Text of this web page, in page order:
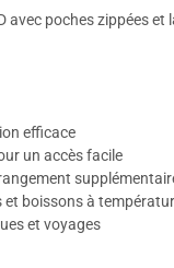
avec poches zippées et
efficace
un accès facile
boissons à
et voyages